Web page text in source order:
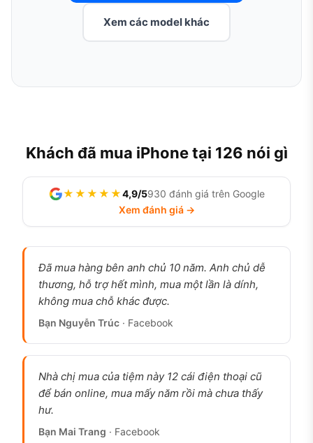
Xem các model khác
Khách đã mua iPhone tại 126 nói gì
★★★★★4,9/5930 đánh giá trên Google
Xem đánh giá →
Đã mua hàng bên anh chủ 10 năm. Anh chủ dễ
thương, hỗ trợ hết mình, mua một lần là dính,
không mua chỗ khác được.
Bạn Nguyễn Trúc · Facebook
Nhà chị mua của tiệm này 12 cái điện thoại cũ
để bán online, mua mấy năm rồi mà chưa thấy
hư.
Bạn Mai Trang · Facebook